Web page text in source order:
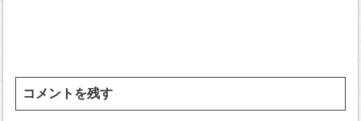
コメントを残す